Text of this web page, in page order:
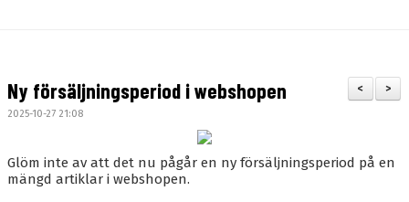
DOKUMENT
BLI MEDLEM
>
<
Ny försäljningsperiod i webshopen
2025-10-27 21:08
Glöm inte av att det nu pågår en ny försäljningsperiod på en
mängd artiklar i webshopen.